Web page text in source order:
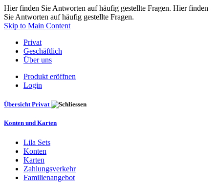
Hier finden Sie Antworten auf häufig gestellte Fragen. Hier finden
Sie Antworten auf häufig gestellte Fragen.
Skip to Main Content
Privat
Geschäftlich
Über uns
Produkt eröffnen
Login
Übersicht Privat
Konten und Karten
Lila Sets
Konten
Karten
Zahlungsverkehr
Familienangebot